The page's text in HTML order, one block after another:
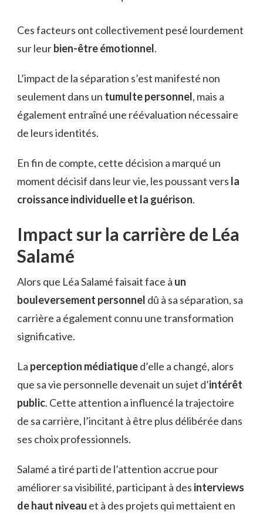
Ces facteurs ont collectivement pesé lourdement
sur leurbien-être émotionnel.
L’impact de la séparation s’est manifesté non
seulement dans un tumulte personnel, mais a
également entraîné une réévaluation nécessaire
de leurs identités.
En fin de compte, cette décision a marqué un
moment décisif dans leur vie, les poussant vers la
croissance individuelle et la guérison.
Impact sur la carrière de Léa
Salamé
Alors que Léa Salamé faisait face à un
bouleversement personnel dû à sa séparation, sa
carrière a également connu une transformation
significative.
La perception médiatiqued’elle a changé, alors
que sa vie personnelle devenait un sujet d’intérêt
public. Cette attention a influencé la trajectoire
de sa carrière, l’incitant à être plus délibérée dans
ses choix professionnels.
Salamé a tiré parti de l’attention accrue pour
améliorer sa visibilité, participant à des interviews
de haut niveau et à des projets qui mettaient en